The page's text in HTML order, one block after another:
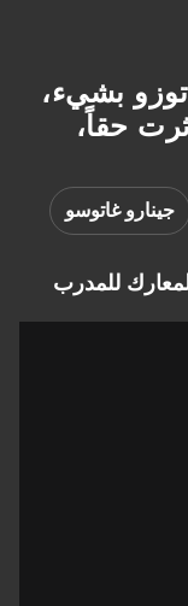
بشيء،
حقاً،
جينارو غاتوسو
للمدرب